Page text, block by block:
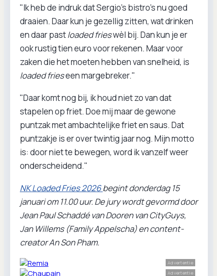
"Ik heb de indruk dat Sergio’s bistro’s nu goed
draaien. Daar kun je gezellig zitten, wat drinken
en daar pastloaded frieswèl bij. Dan kun je er
ook rustig tien euro voor rekenen. Maar voor
zaken die het moeten hebben van snelheid, is
loaded frieseen margebreker."
"Daar komt nog bij, ik houd niet zo van dat
stapelen op friet. Doe mij maar de gewone
puntzak met ambachtelijke friet en saus. Dat
puntzakje is er over twintig jaar nog. Mijn motto
is: door niet te bewegen, word ik vanzelf weer
onderscheidend."
NK Loaded Fries 2026begint donderdag 15
januari om 11.00 uur. De jury wordt gevormd door
Jean Paul Schaddé van Dooren van CityGuys,
Jan Willems (Family Appelscha) en content-
creator An Son Pham.
Advertentie
Advertentie